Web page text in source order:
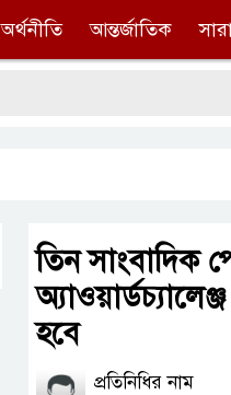
অর্থনীতি আন্তর্জাতিক
তিন সাংবাদিক
হবে
প্রতিনিধির নাম